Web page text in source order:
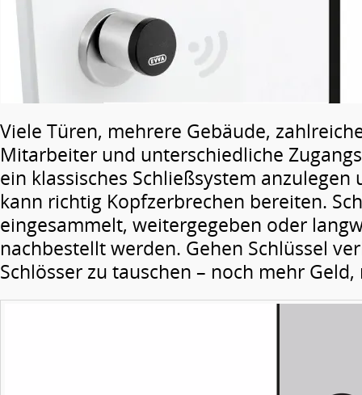
Viele Türen, mehrere Gebäude,
Mitarbeiter und unterschiedliche
ein klassisches Schließsystem
kann richtig Kopfzerbrechen bereiten.
eingesammelt, weitergegeben oder
nachbestellt werden. Gehen Schlüssel
Schlösser zu tauschen – noch mehr